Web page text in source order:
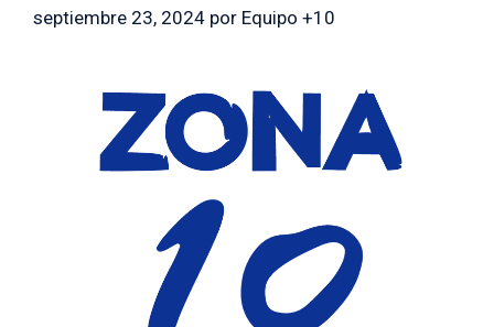
septiembre 23, 2024 por Equipo +10